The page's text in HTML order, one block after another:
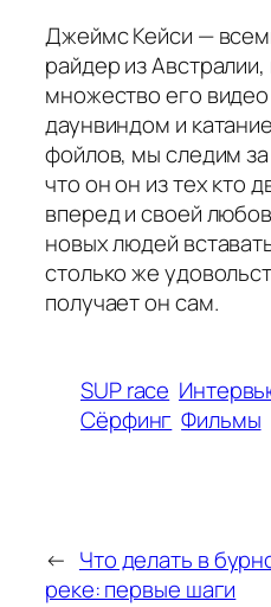
Джеймс Кейси —
райдер из
множество его
даунвиндом и
фойлов, мы следим
что он он из тех кто
вперед и своей
новых людей
столько же
получает он сам.
SUP race
Сёрфинг Фильмы
← Что делать в
реке: первые шаги